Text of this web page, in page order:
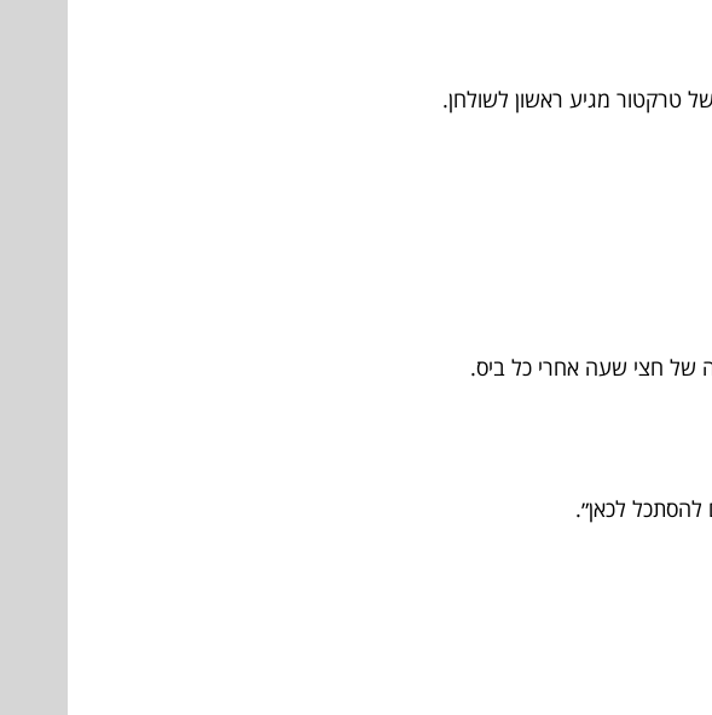
טרקטור מגיע ראשון לשולחן.
של חצי שעה אחרי כל ביס.
לכאן״.